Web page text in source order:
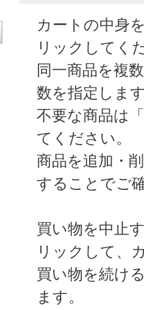
カートの中身
リックしてく
同一商品を複
数を指定しま
不要な商品は
てください。
商品を追加・
することでご
買い物を中止
リックして、
買い物を続け
ます。